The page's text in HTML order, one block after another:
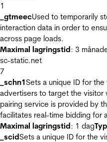
1
_gtmeecUsed to temporarily
interaction data in order to
across page loads.
Maximal lagringstid: 3
sc-static.net
7
_schn1Sets a unique ID for
advertisers to target the visitor
pairing service is provided by
facilitates real-time bidding for
Maximal lagringstid: 1 dagTyp
_scidSets a unique ID for the